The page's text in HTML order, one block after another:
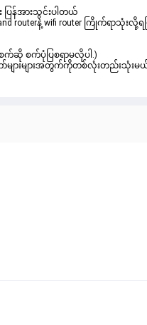
ပြန်အားသွင်းပါတယ်
routerနဲ့ wifi router ကြိုက်ရာသုံးလို့ရပ
က်ဆို စက်ပုံပြစရာမလိုပါ.)
ာ်များများအတွက်ကိုတစ်လုံးတည်းသုံးမ